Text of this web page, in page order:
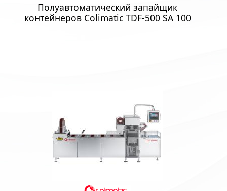
Полуавтоматический запайщик
контейнеров Colimatic TDF-500 SA 100